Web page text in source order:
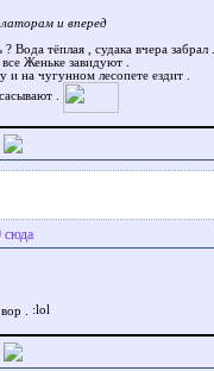
и вперед
Вода тёплая , судака вчера забрал .
Женьке завидуют .
на чугунном лесопете ездит .
.
сюда
.